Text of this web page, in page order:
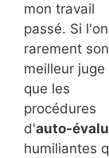
mon travail
passé. Si
rarement son
meilleur juge
que les
procédures
d'auto-
humiliantes